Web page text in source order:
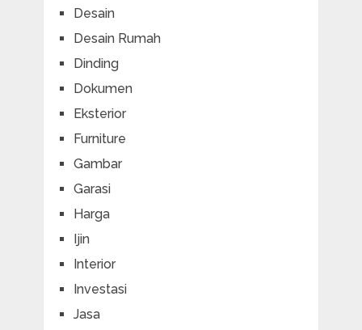
Desain
Desain Rumah
Dinding
Dokumen
Eksterior
Furniture
Gambar
Garasi
Harga
Ijin
Interior
Investasi
Jasa